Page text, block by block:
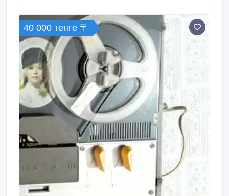
40 000 тенге 〒